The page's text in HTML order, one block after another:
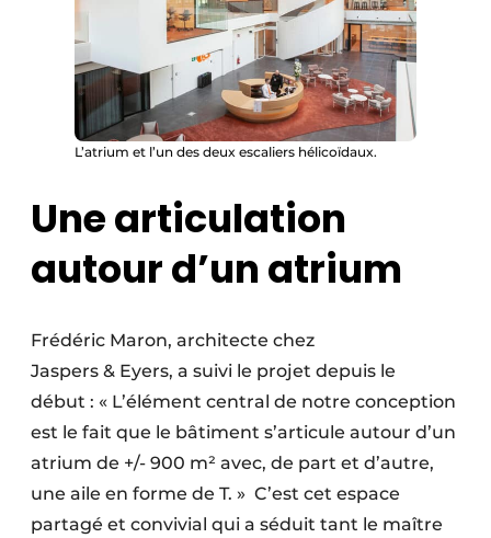
Travaux ferroviaires
L’atrium et l’un des deux escaliers hélicoïdaux.
Une articulation
autour d’un atrium
Frédéric Maron, architecte chez
Jaspers & Eyers, a suivi le projet depuis le
début : « L’élément central de notre conception
est le fait que le bâtiment s’articule autour d’un
atrium de +/- 900 m² avec, de part et d’autre,
une aile en forme de T. » C’est cet espace
partagé et convivial qui a séduit tant le maître